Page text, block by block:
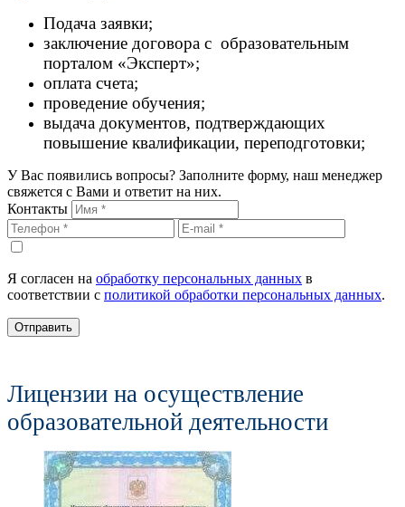
Подача заявки;
заключение договора с образовательным
порталом «Эксперт»;
оплата счета;
проведение обучения;
выдача документов, подтверждающих
повышение квалификации, переподготовки;
У Вас появились вопросы? Заполните форму, наш менеджер
свяжется с Вами и ответит на них.
Контакты
Я согласен на обработку персональных данных в
соответствии с политикой обработки персональных данных.
Отправить
Лицензии на осуществление
образовательной деятельности